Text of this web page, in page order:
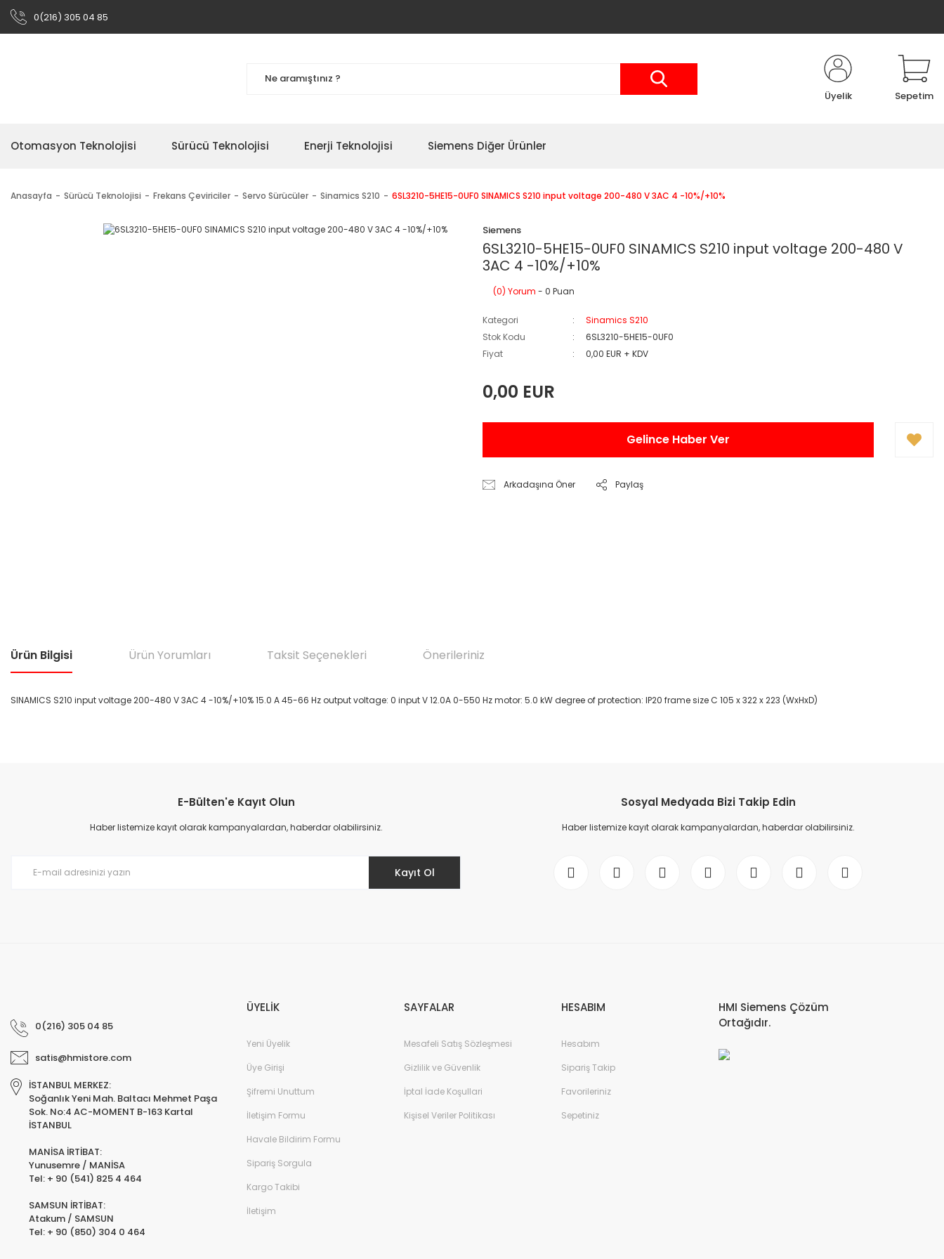
0(216) 305 04 85
Üyelik Sepetim
Otomasyon Teknolojisi Sürücü Teknolojisi Enerji Teknolojisi Siemens Diğer Ürünler
Anasayfa Sürücü Teknolojisi Frekans Çeviriciler Servo Sürücüler Sinamics S210 6SL3210-5HE15-0UF0 SINAMICS S210 input voltage 200-480 V 3AC 4 -10%/+10%
Siemens
6SL3210-5HE15-0UF0 SINAMICS S210 input voltage 200-480 V
3AC 4 -10%/+10%
(0) Yorum - 0 Puan
Kategori
Sinamics S210
Stok Kodu
6SL3210-5HE15-0UF0
Fiyat
0,00 EUR + KDV
0,00 EUR
Gelince Haber Ver
Arkadaşına Öner Paylaş
Ürün Bilgisi Ürün Yorumları Taksit Seçenekleri Önerileriniz
SINAMICS S210 input voltage 200-480 V 3AC 4 -10%/+10% 15.0 A 45-66 Hz output voltage: 0 input V 12.0A 0-550 Hz motor: 5.0 kW degree of protection: IP20 frame size C 105 x 322 x 223 (WxHxD)
Ürün resmi kalitesiz, bozuk veya görüntülenemiyor.
Ürün açıklamasında eksik bilgiler bulunuyor.
E-Bülten'e Kayıt Olun
Haber listemize kayıt olarak kampanyalardan, haberdar olabilirsiniz.
Kayıt Ol
Sosyal Medyada Bizi Takip Edin
Haber listemize kayıt olarak kampanyalardan, haberdar olabilirsiniz.
0(216) 305 04 85
satis@hmistore.com
İSTANBUL MERKEZ:
Soğanlık Yeni Mah. Baltacı Mehmet Paşa
Sok. No:4 AC-MOMENT B-163 Kartal
İSTANBUL
MANİSA İRTİBAT:
Yunusemre / MANİSA
Tel: + 90 (541) 825 4 464
SAMSUN İRTİBAT:
Atakum / SAMSUN
Tel: + 90 (850) 304 0 464
ÜYELİK
Yeni Üyelik
Üye Girişi
Şifremi Unuttum
İletişim Formu
Havale Bildirim Formu
Sipariş Sorgula
Kargo Takibi
İletişim
SAYFALAR
Mesafeli Satış Sözleşmesi
Gizlilik ve Güvenlik
İptal İade Koşullari
Kişisel Veriler Politikası
HESABIM
Hesabım
Sipariş Takip
Favorileriniz
Sepetiniz
HMI Siemens Çözüm
Ortağıdır.